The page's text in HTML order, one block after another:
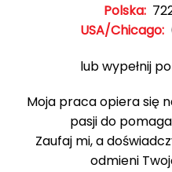
Polska:
USA/Chicago:
lub wypełnij
Moja praca opiera się
pasji do
Zaufaj mi, a
odmieni